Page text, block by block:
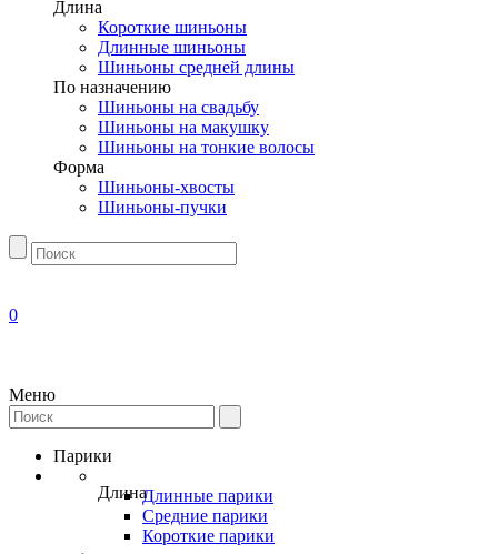
Длина
Короткие шиньоны
Длинные шиньоны
Шиньоны средней длины
По назначению
Шиньоны на свадьбу
Шиньоны на макушку
Шиньоны на тонкие волосы
Форма
Шиньоны-хвосты
Шиньоны-пучки
0
Меню
Парики
ДлинаДлинные парики
Средние парики
Короткие парики